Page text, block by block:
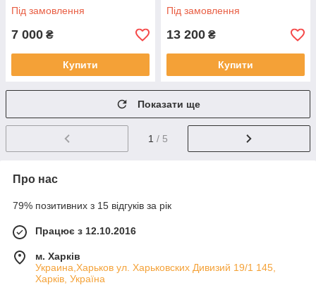
Під замовлення
7 000 ₴
Купити
Під замовлення
13 200 ₴
Купити
Показати ще
1 / 5
Про нас
79% позитивних з 15 відгуків за рік
Працює з 12.10.2016
м. Харків
Украина,Харьков ул. Харьковских Дивизий 19/1 145,
Харків, Україна